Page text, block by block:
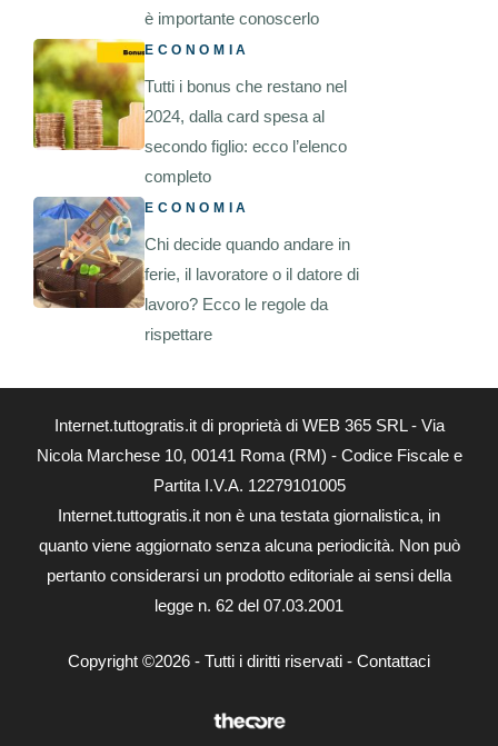
è importante conoscerlo
ECONOMIA
Tutti i bonus che restano nel
2024, dalla card spesa al
secondo figlio: ecco l’elenco
completo
ECONOMIA
Chi decide quando andare in
ferie, il lavoratore o il datore di
lavoro? Ecco le regole da
rispettare
Internet.tuttogratis.it di proprietà di WEB 365 SRL - Via
Nicola Marchese 10, 00141 Roma (RM) - Codice Fiscale e
Partita I.V.A. 12279101005
Internet.tuttogratis.it non è una testata giornalistica, in
quanto viene aggiornato senza alcuna periodicità. Non può
pertanto considerarsi un prodotto editoriale ai sensi della
legge n. 62 del 07.03.2001
Copyright ©2026 - Tutti i diritti riservati - Contattaci